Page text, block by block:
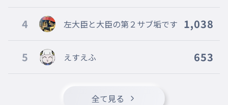
べんきょうしたの？のいあつかん
言い方ね？💢
011
母がキレたとき台パンする
ははがキレたときだいパンする
4 左大臣と大臣の第２サブ垢です 1,038
5 えすえふ 653
全て見る